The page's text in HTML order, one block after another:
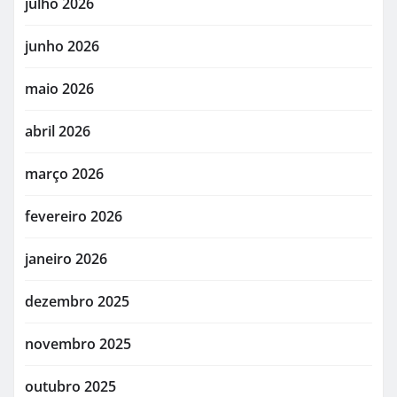
junho 2026
maio 2026
abril 2026
março 2026
fevereiro 2026
janeiro 2026
dezembro 2025
novembro 2025
outubro 2025